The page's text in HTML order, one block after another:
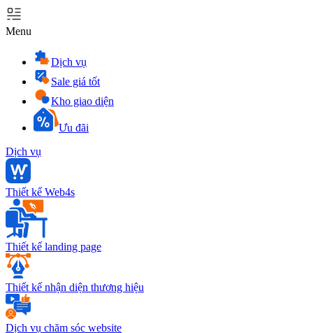
Menu
Dịch vụ
Sale giá tốt
Kho giao diện
Ưu đãi
Dịch vụ
Thiết kế Web4s
Thiết kế landing page
Thiết kế nhận diện thương hiệu
Dịch vụ chăm sóc website